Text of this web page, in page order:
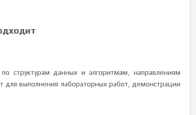
структурам данных и алгоритмам, направлениям
выполнения лабораторных работ, демонстрации